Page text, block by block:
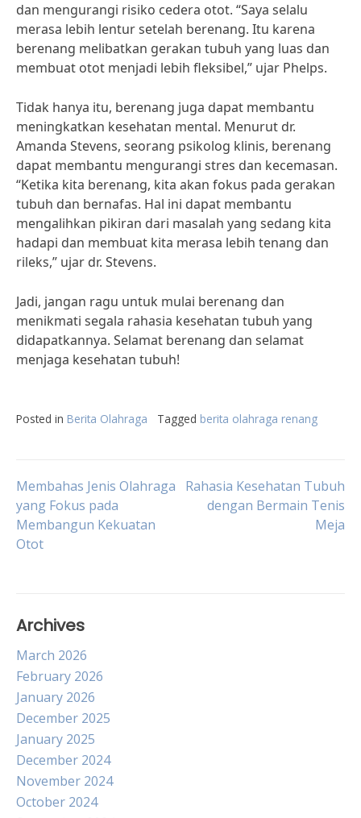
dan mengurangi risiko cedera otot. “Saya selalu
merasa lebih lentur setelah berenang. Itu karena
berenang melibatkan gerakan tubuh yang luas dan
membuat otot menjadi lebih fleksibel,” ujar Phelps.
Tidak hanya itu, berenang juga dapat membantu
meningkatkan kesehatan mental. Menurut dr.
Amanda Stevens, seorang psikolog klinis, berenang
dapat membantu mengurangi stres dan kecemasan.
“Ketika kita berenang, kita akan fokus pada gerakan
tubuh dan bernafas. Hal ini dapat membantu
mengalihkan pikiran dari masalah yang sedang kita
hadapi dan membuat kita merasa lebih tenang dan
rileks,” ujar dr. Stevens.
Jadi, jangan ragu untuk mulai berenang dan
menikmati segala rahasia kesehatan tubuh yang
didapatkannya. Selamat berenang dan selamat
menjaga kesehatan tubuh!
Posted in Berita Olahraga Tagged berita olahraga renang
Post
navigation
Membahas Jenis Olahraga
yang Fokus pada
Membangun Kekuatan
Otot
Rahasia Kesehatan Tubuh
dengan Bermain Tenis
Meja
Archives
March 2026
February 2026
January 2026
December 2025
January 2025
December 2024
November 2024
October 2024